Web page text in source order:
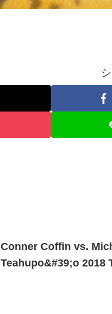
Conner Coffin vs.
Teahupo&#39;o 2018